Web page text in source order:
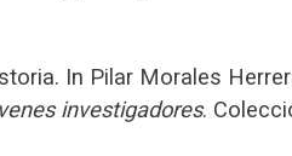
In Pilar Morales
investigadores.